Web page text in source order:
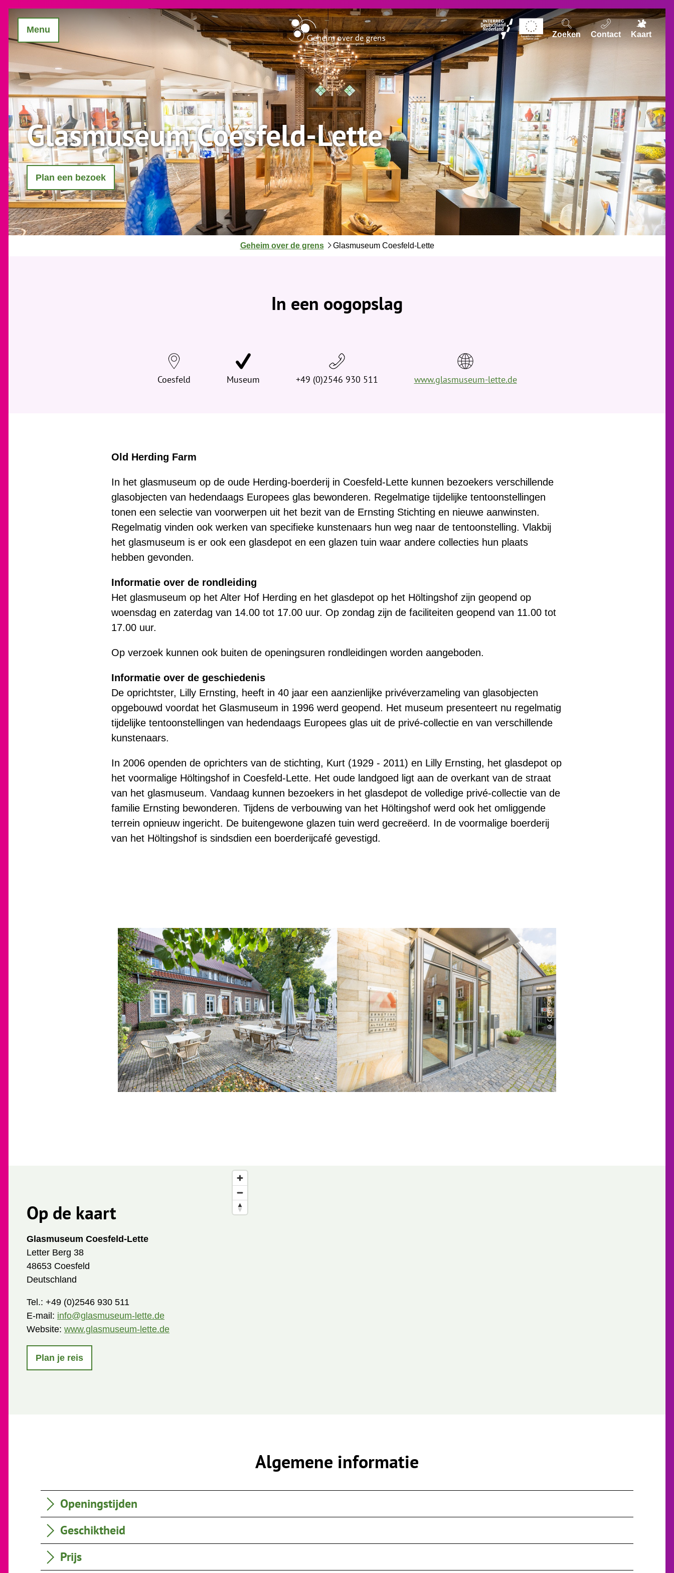
Zoeken Contact Kaart
Menu
Glasmuseum Coesfeld-Lette
Plan een bezoek
J
e
h
Geheim over de grens Glasmuseum Coesfeld-Lette
In een oogopslag
Coesfeld Museum +49 (0)2546 930 511 www.glasmuseum-lette.de
Old Herding Farm
In het glasmuseum op de oude Herding-boerderij in Coesfeld-Lette kunnen bezoekers verschillende
glasobjecten van hedendaags Europees glas bewonderen. Regelmatige tijdelijke tentoonstellingen
tonen een selectie van voorwerpen uit het bezit van de Ernsting Stichting en nieuwe aanwinsten.
Regelmatig vinden ook werken van specifieke kunstenaars hun weg naar de tentoonstelling. Vlakbij
het glasmuseum is er ook een glasdepot en een glazen tuin waar andere collecties hun plaats
hebben gevonden.
Informatie over de rondleiding
Het glasmuseum op het Alter Hof Herding en het glasdepot op het Höltingshof zijn geopend op
woensdag en zaterdag van 14.00 tot 17.00 uur. Op zondag zijn de faciliteiten geopend van 11.00 tot
17.00 uur.
Op verzoek kunnen ook buiten de openingsuren rondleidingen worden aangeboden.
Informatie over de geschiedenis
De oprichtster, Lilly Ernsting, heeft in 40 jaar een aanzienlijke privéverzameling van glasobjecten
opgebouwd voordat het Glasmuseum in 1996 werd geopend. Het museum presenteert nu regelmatig
tijdelijke tentoonstellingen van hedendaags Europees glas uit de privé-collectie en van verschillende
kunstenaars.
In 2006 openden de oprichters van de stichting, Kurt (1929 - 2011) en Lilly Ernsting, het glasdepot op
het voormalige Höltingshof in Coesfeld-Lette. Het oude landgoed ligt aan de overkant van de straat
van het glasmuseum. Vandaag kunnen bezoekers in het glasdepot de volledige privé-collectie van de
familie Ernsting bewonderen. Tijdens de verbouwing van het Höltingshof werd ook het omliggende
terrein opnieuw ingericht. De buitengewone glazen tuin werd gecreëerd. In de voormalige boerderij
van het Höltingshof is sindsdien een boerderijcafé gevestigd.
© CC-BY-SA | © CC-BY-SA |
Op de kaart
Glasmuseum Coesfeld-Lette
Letter Berg 38
48653 Coesfeld
Deutschland
Tel.: +49 (0)2546 930 511
E-mail: info@glasmuseum-lette.de
Website: www.glasmuseum-lette.de
Plan je reis
Algemene informatie
Openingstijden
Geschiktheid
Prijs